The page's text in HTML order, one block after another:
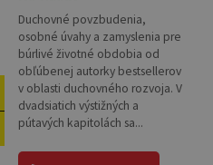
Duchovné povzbudenia,
osobné úvahy a zamyslenia pre
búrlivé životné obdobia od
obľúbenej autorky bestsellerov
v oblasti duchovného rozvoja. V
dvadsiatich výstižných a
pútavých kapitolách sa...